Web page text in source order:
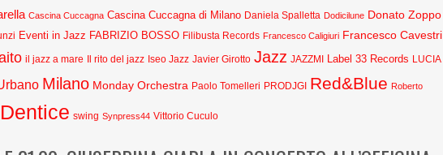
Cascina Cuccagna Cascina Cuccagna di Milano Daniela Spalletta Dodicilune Donato Zoppo
Eventi in Jazz FABRIZIO BOSSO Filibusta Records Francesco Caligiuri Francesco Cavestri
il jazz a mare Il rito del jazz Iseo Jazz Javier Girotto Jazz JAZZMI Label 33 Records LUCIA
Milano Monday Orchestra Paolo Tomelleri PRODJGI Red&Blue Roberto
swing Synpress44 Vittorio Cuculo